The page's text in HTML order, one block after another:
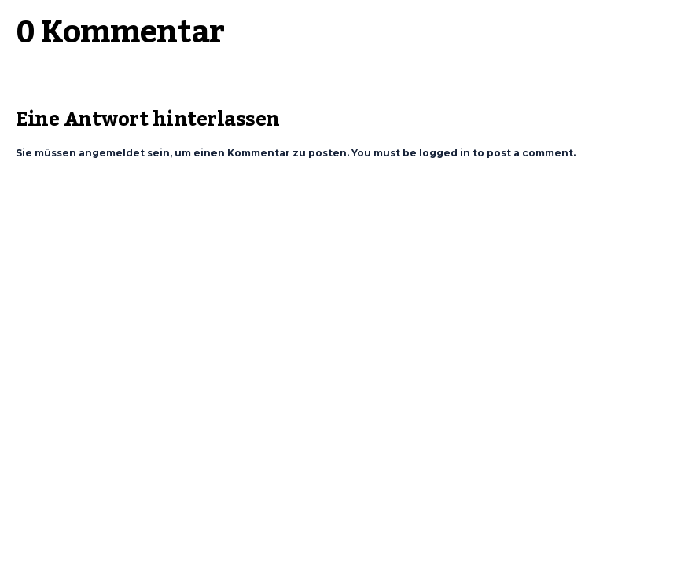
0 Kommentar
Eine Antwort hinterlassen
Sie müssen angemeldet sein, um einen Kommentar zu posten. You must be logged in to post a comment.